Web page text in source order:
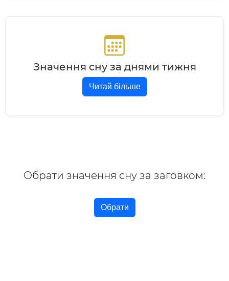
Значення сну за днями тижня
Читай більше
Обрати значення сну за заговком:
Обрати